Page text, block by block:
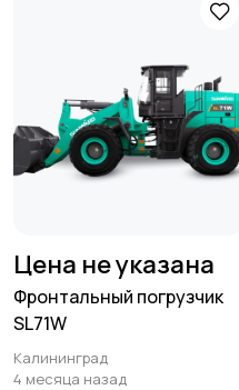
Цена не указана
Фронтальный погрузчик
SL71W
Калининград
4 месяца назад